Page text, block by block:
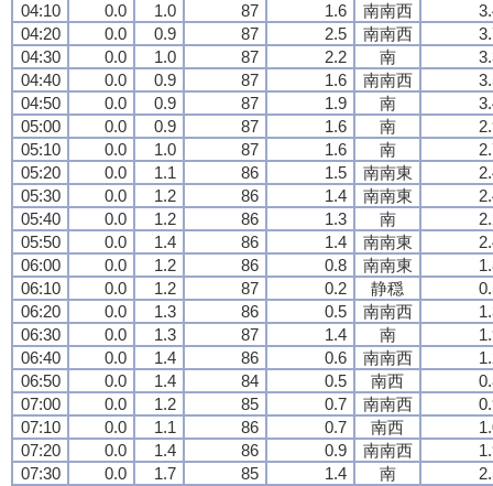
04:10
0.0 1.0 87 1.6 南南西
04:20
0.0 0.9 87 2.5 南南西
04:30
0.0 1.0 87 2.2 南
04:40
0.0 0.9 87 1.6 南南西
04:50
0.0 0.9 87 1.9 南
05:00
0.0 0.9 87 1.6 南
05:10
0.0 1.0 87 1.6 南
05:20
0.0 1.1 86 1.5 南南東
05:30
0.0 1.2 86 1.4 南南東
05:40
0.0 1.2 86 1.3 南
05:50
0.0 1.4 86 1.4 南南東
06:00
0.0 1.2 86 0.8 南南東
06:10
0.0 1.2 87 0.2 静穏
06:20
0.0 1.3 86 0.5 南南西
06:30
0.0 1.3 87 1.4 南
06:40
0.0 1.4 86 0.6 南南西
06:50
0.0 1.4 84 0.5 南西
07:00
0.0 1.2 85 0.7 南南西
07:10
0.0 1.1 86 0.7 南西
07:20
0.0 1.4 86 0.9 南南西
07:30
0.0 1.7 85 1.4 南